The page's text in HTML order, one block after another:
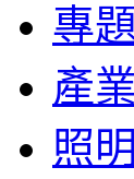
專
產
照